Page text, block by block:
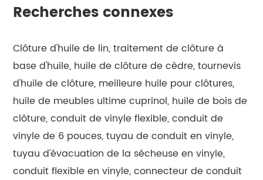
Recherches connexes
Clôture d'huile de lin, traitement de clôture à
base d'huile, huile de clôture de cèdre, tournevis
d'huile de clôture, meilleure huile pour clôtures,
huile de meubles ultime cuprinol, huile de bois de
clôture, conduit de vinyle flexible, conduit de
vinyle de 6 pouces, tuyau de conduit en vinyle,
tuyau d'évacuation de la sécheuse en vinyle,
conduit flexible en vinyle, connecteur de conduit